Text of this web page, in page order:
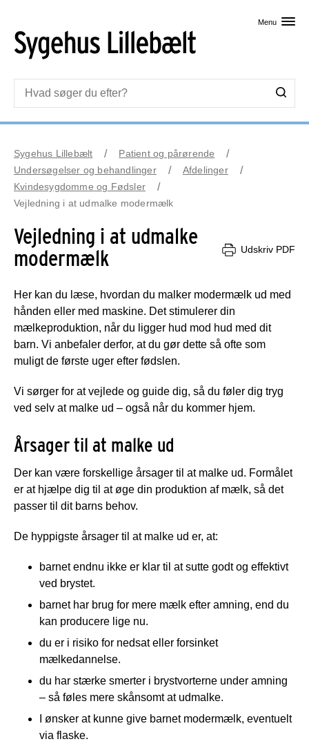
Menu
Sygehus Lillebælt
Patient og pårørende
Undersøgelser og behandlinger
Afdelinger
Kvindesygdomme og Fødsler
Vejledning i at udmalke modermælk
Vejledning i at udmalke
modermælk
Udskriv PDF
Her kan du læse, hvordan du malker modermælk ud med
hånden eller med maskine. Det stimulerer din
mælkeproduktion, når du ligger hud mod hud med dit
barn. Vi anbefaler derfor, at du gør dette så ofte som
muligt de første uger efter fødslen.
Vi sørger for at vejlede og guide dig, så du føler dig tryg
ved selv at malke ud – også når du kommer hjem.
Årsager til at malke ud
Der kan være forskellige årsager til at malke ud. Formålet
er at hjælpe dig til at øge din produktion af mælk, så det
passer til dit barns behov.
De hyppigste årsager til at malke ud er, at:
barnet endnu ikke er klar til at sutte godt og effektivt
ved brystet.
barnet har brug for mere mælk efter amning, end du
kan producere lige nu.
du er i risiko for nedsat eller forsinket
mælkedannelse.
du har stærke smerter i brystvorterne under amning
– så føles mere skånsomt at udmalke.
I ønsker at kunne give barnet modermælk, eventuelt
via flaske.